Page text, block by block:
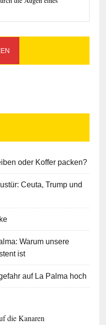
oder Koffer packen?
Ceuta, Trump und
Warum unsere
ist
auf La Palma hoch